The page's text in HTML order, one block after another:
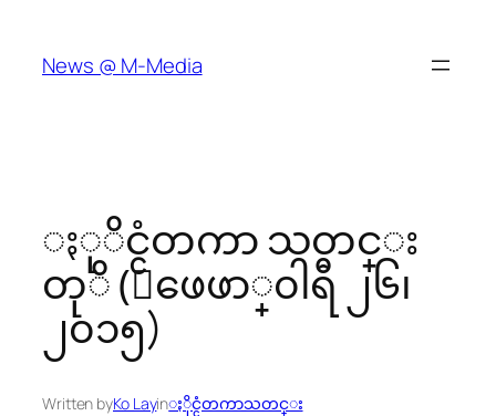
content
News @ M-Media
ႏုိင္ငံတကာ သတင္း
တုိ (ေဖေဖာ္၀ါရီ ၂၆၊
၂၀၁၅)
Written byKo Layinႏိုင္ငံတကာသတင္း